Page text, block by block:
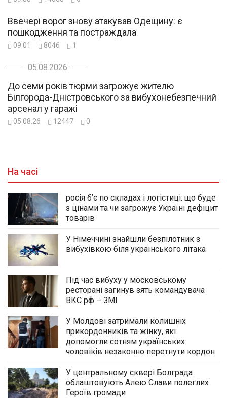
Ввечері ворог знову атакував Одещину: є
пошкодження та постраждала
09:01 8046 1
05.08.2026
До семи років тюрми загрожує жителю
Білгорода-Дністровського за вибухонебезпечний
арсенал у гаражі
05.08.26 12447 0
На часі
росія б’є по складах і логістиці: що буде
з цінами та чи загрожує Україні дефіцит
товарів
У Німеччині знайшли безпілотник з
вибухівкою біля українського літака
Під час вибуху у московському
ресторані загинув зять командувача
ВКС рф – ЗМІ
У Молдові затримали колишніх
прикордонників та жінку, які
допомогли сотням українських
чоловіків незаконно перетнути кордон
У центральному сквері Болграда
облаштовують Алею Слави полеглих
Героїв громади